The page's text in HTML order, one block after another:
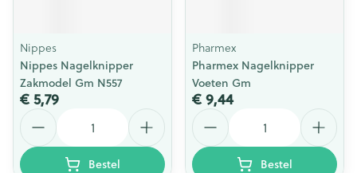
Nippes
Nippes Nagelknipper
Zakmodel Gm N557
€ 5,79
Bestel
Pharmex
Pharmex Nagelknipper
Voeten Gm
€ 9,44
Bestel